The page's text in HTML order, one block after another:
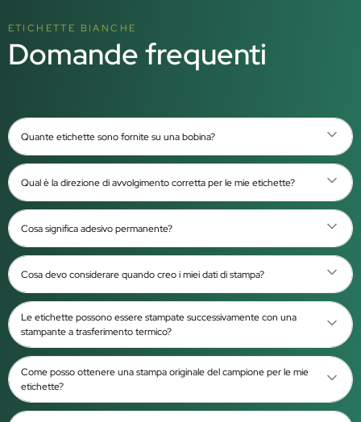
ETICHETTE BIANCHE
Domande frequenti
Quante etichette sono fornite su una bobina?
Qual è la direzione di avvolgimento corretta per le mie etichette?
Cosa significa adesivo permanente?
Cosa devo considerare quando creo i miei dati di stampa?
Le etichette possono essere stampate successivamente con una
stampante a trasferimento termico?
Come posso ottenere una stampa originale del campione per le mie
etichette?